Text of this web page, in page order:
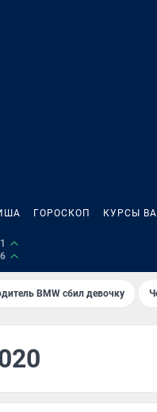
ГОРОСКОП КУРСЫ
BMW сбил девочку